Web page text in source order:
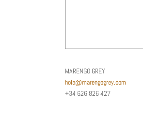
MARENGO GREY
hola@marengogrey.com
+34 626 826 427